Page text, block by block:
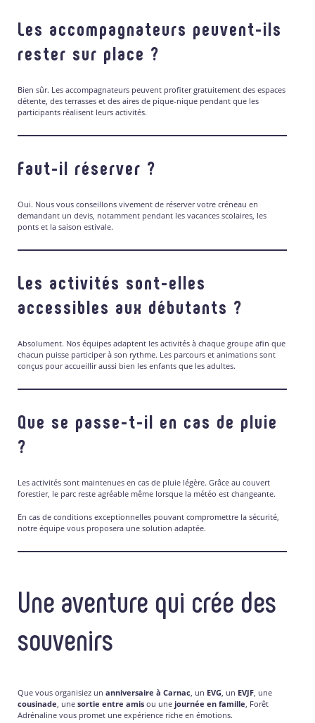
Les accompagnateurs peuvent-ils
rester sur place ?
Bien sûr. Les accompagnateurs peuvent profiter gratuitement des espaces
détente, des terrasses et des aires de pique-nique pendant que les
participants réalisent leurs activités.
Faut-il réserver ?
Oui. Nous vous conseillons vivement de réserver votre créneau en
demandant un devis, notamment pendant les vacances scolaires, les
ponts et la saison estivale.
Les activités sont-elles
accessibles aux débutants ?
Absolument. Nos équipes adaptent les activités à chaque groupe afin que
chacun puisse participer à son rythme. Les parcours et animations sont
conçus pour accueillir aussi bien les enfants que les adultes.
Que se passe-t-il en cas de pluie
?
Les activités sont maintenues en cas de pluie légère. Grâce au couvert
forestier, le parc reste agréable même lorsque la météo est changeante.
En cas de conditions exceptionnelles pouvant compromettre la sécurité,
notre équipe vous proposera une solution adaptée.
Une aventure qui crée des
souvenirs
Que vous organisiez un anniversaire à Carnac, un EVG, un EVJF, une
cousinade, une sortie entre amis ou une journée en famille, Forêt
Adrénaline vous promet une expérience riche en émotions.